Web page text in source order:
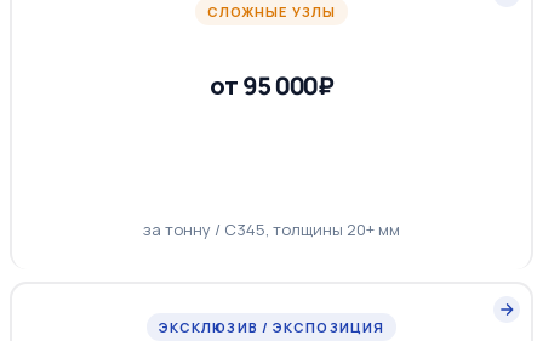
СЛОЖНЫЕ УЗЛЫ
от 95 000₽
за тонну / С345, толщины 20+ мм
ЭКСКЛЮЗИВ / ЭКСПОЗИЦИЯ